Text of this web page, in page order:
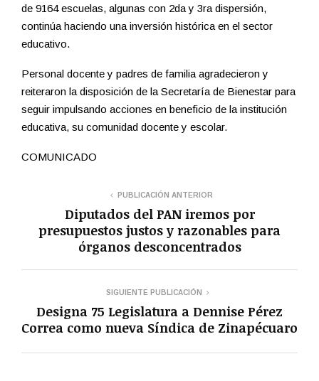
de 9164 escuelas, algunas con 2da y 3ra dispersión,
continúa haciendo una inversión histórica en el sector
educativo.
Personal docente y padres de familia agradecieron y
reiteraron la disposición de la Secretaría de Bienestar para
seguir impulsando acciones en beneficio de la institución
educativa, su comunidad docente y escolar.
COMUNICADO
PUBLICACIÓN ANTERIOR
Diputados del PAN iremos por
presupuestos justos y razonables para
órganos desconcentrados
SIGUIENTE PUBLICACIÓN
Designa 75 Legislatura a Dennise Pérez
Correa como nueva Síndica de Zinapécuaro